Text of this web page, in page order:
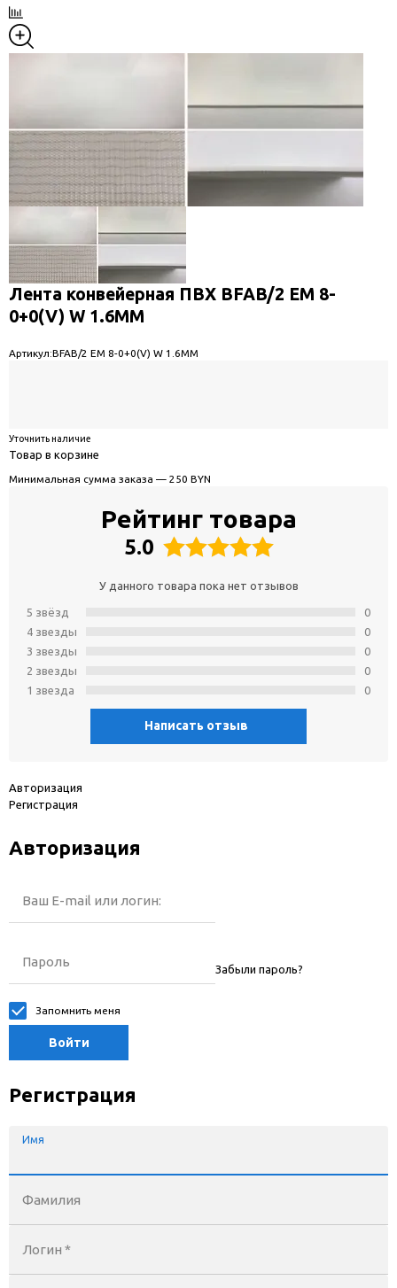
Лента конвейерная ПВХ BFAB/2 EM 8-
0+0(V) W 1.6MM
Артикул:BFAB/2 EM 8-0+0(V) W 1.6MM
Уточнить наличие
Товар в корзине
Минимальная сумма заказа — 250 BYN
Рейтинг товара
5.0
У данного товара пока нет отзывов
5 звёзд
4 звeзды
3 звeзды
2 звeзды
1 звeзда
0
0
0
0
0
Написать отзыв
Авторизация
Регистрация
Авторизация
Ваш E-mail или логин:
Пароль Забыли пароль?
Запомнить меня
Войти
Регистрация
Имя
Фамилия
Логин *